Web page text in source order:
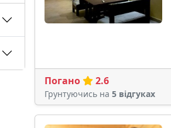
Погано 2.6
Грунтуючись на 5 відгуках